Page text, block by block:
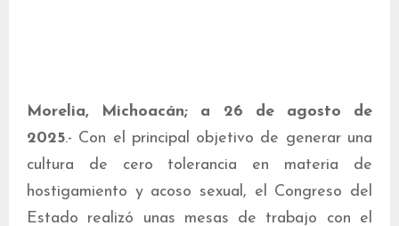
Morelia, Michoacán; a 26 de agosto de
2025.- Con el principal objetivo de generar una
cultura de cero tolerancia en materia de
hostigamiento y acoso sexual, el Congreso del
Estado realizó unas mesas de trabajo con el